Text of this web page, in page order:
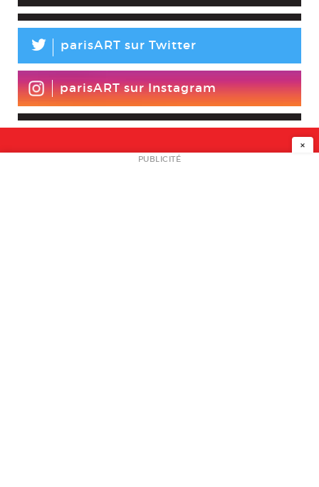
L parisART sur Twitter
parisART sur Instagram
NEWSLETTER
×
PUBLICITÉ